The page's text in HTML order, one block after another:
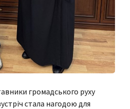
громадського руху
стала нагодою для